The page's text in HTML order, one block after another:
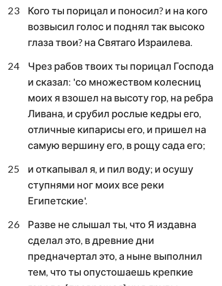
1 2 3 4 5 6
7
15
16 17 18 19 20
21
22
26
41
43
44 45 46 47 48
49
50
51 52 53 54 55
56
23
Кого ты порицал и поносил? и на кого
возвысил голос и поднял так высоко
глаза твои? на Святаго Израилева.
24
Чрез рабов твоих ты порицал Господа
и сказал: 'со множеством колесниц
моих я взошел на высоту гор, на ребра
Ливана, и срубил рослые кедры его,
отличные кипарисы его, и пришел на
самую вершину его, в рощу сада его;
25
и откапывал я, и пил воду; и осушу
ступнями ног моих все реки
Египетские'.
26
Разве не слышал ты, что Я издавна
сделал это, в древние дни
предначертал это, а ныне выполнил
тем, что ты опустошаешь крепкие